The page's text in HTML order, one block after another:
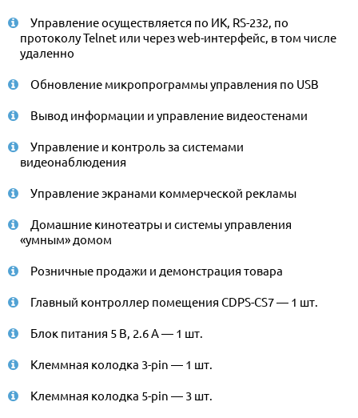
Управление осуществляется по ИК, RS-232, по
протоколу Telnet или через web-интерфейс, в том числе
удаленно
Обновление микропрограммы управления по USB
Вывод информации и управление видеостенами
Управление и контроль за системами
видеонаблюдения
Управление экранами коммерческой рекламы
Домашние кинотеатры и системы управления
«умным» домом
Розничные продажи и демонстрация товара
Главный контроллер помещения CDPS-CS7 — 1 шт.
Блок питания 5 В, 2.6 А — 1 шт.
Клеммная колодка 3-pin — 1 шт.
Клеммная колодка 5-pin — 3 шт.